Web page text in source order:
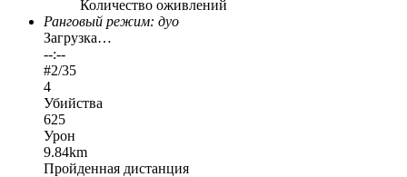
Количество оживлений
Ранговый режим: дуо
Загрузка…
--:--
#2/35
4
Убийства
625
Урон
9.84km
Пройденная дистанция